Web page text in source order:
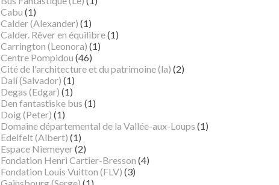
Cabu (1)
Calder (Alexander) (1)
Calder. Rêver en équilibre(1)
Carrington (Leonora) (1)
Centre Pompidou (46)
Cité de l'architecture et du patrimoine (la) (2)
Dalí (Salvador) (1)
Degas (Edgar) (1)
Den fantastiske bus (1)
Doig (Peter) (1)
Domaine départemental de la Vallée-aux-Loups (1)
Edelfelt (Albert) (1)
Espace Niemeyer(2)
Fondation Henri Cartier-Bresson (4)
Fondation Louis Vuitton (FLV) (3)